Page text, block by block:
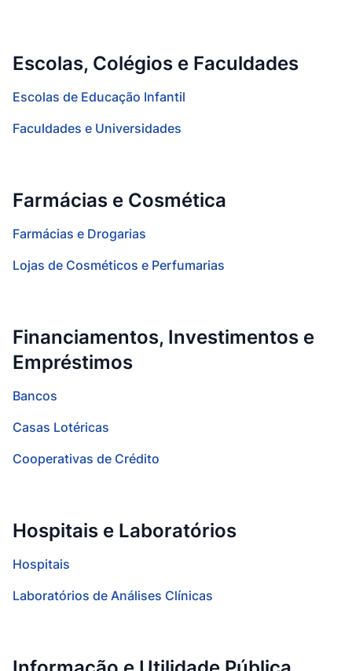
Escolas, Colégios e Faculdades
Escolas de Educação Infantil
Faculdades e Universidades
Farmácias e Cosmética
Farmácias e Drogarias
Lojas de Cosméticos e Perfumarias
Financiamentos, Investimentos e
Empréstimos
Bancos
Casas Lotéricas
Cooperativas de Crédito
Hospitais e Laboratórios
Hospitais
Laboratórios de Análises Clínicas